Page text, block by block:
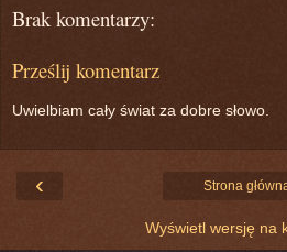
Brak komentarzy:
Prześlij komentarz
Uwielbiam cały świat za dobre słowo.
‹ Strona
Wyświetl wersję na